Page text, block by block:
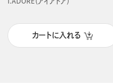
カートに入れる